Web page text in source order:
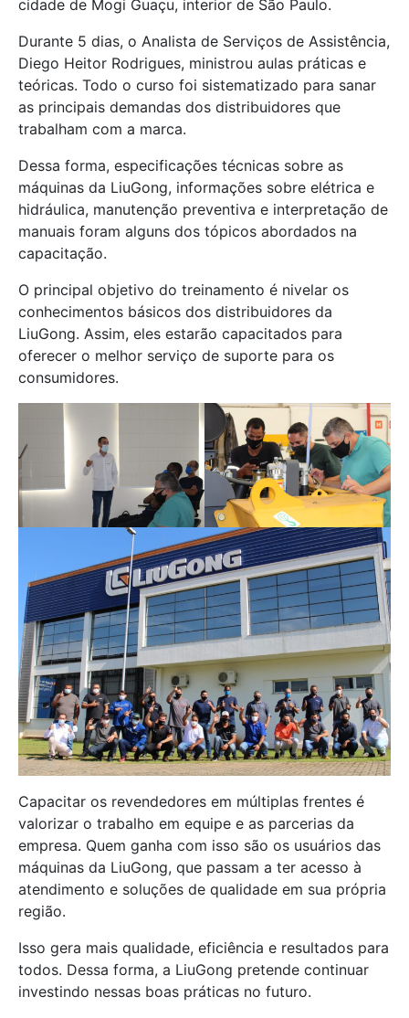
cidade de Mogi Guaçu, interior de São Paulo.
Durante 5 dias, o Analista de Serviços de Assistência,
Diego Heitor Rodrigues, ministrou aulas práticas e
teóricas. Todo o curso foi sistematizado para sanar
as principais demandas dos distribuidores que
trabalham com a marca.
Dessa forma, especificações técnicas sobre as
máquinas da LiuGong, informações sobre elétrica e
hidráulica, manutenção preventiva e interpretação de
manuais foram alguns dos tópicos abordados na
capacitação.
O principal objetivo do treinamento é nivelar os
conhecimentos básicos dos distribuidores da
LiuGong. Assim, eles estarão capacitados para
oferecer o melhor serviço de suporte para os
consumidores.
Capacitar os revendedores em múltiplas frentes é
valorizar o trabalho em equipe e as parcerias da
empresa. Quem ganha com isso são os usuários das
máquinas da LiuGong, que passam a ter acesso à
atendimento e soluções de qualidade em sua própria
região.
Isso gera mais qualidade, eficiência e resultados para
todos. Dessa forma, a LiuGong pretende continuar
investindo nessas boas práticas no futuro.